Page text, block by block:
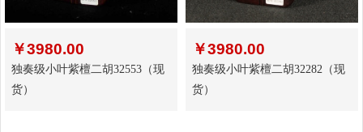
￥3980.00
独奏级小叶紫檀二胡32553（现
货）
￥3980.00
独奏级小叶紫檀二胡32282（现
货）